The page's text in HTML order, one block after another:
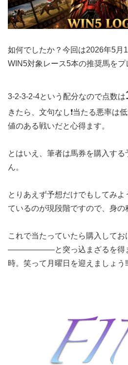
如何でしたか？今回は2026年5月
WIN5対象レース5本の推奨馬をプ
3-2-3-2-4という配分なので点数は
きたら、文句なし❗️当たる悪率は
値のある戦いだと心得ます。
とはいえ、筆者は馬券を購入す
ん。
とりあえず予想だけでもしてみ
ているのが現段階ですので、身の
これで当たっていたら購入してお
——————と突っ込まざるを得ま
時。笑って月曜日を迎えましょう‼️